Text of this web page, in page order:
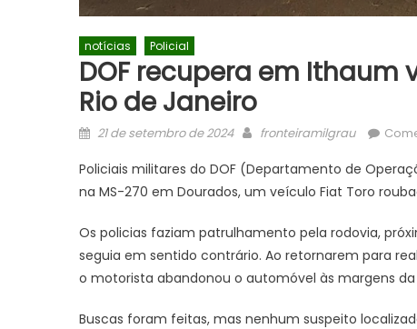
notícias Policial
DOF recupera em Ithaum
Rio de Janeiro
Posted
21 de setembro de 2024 Author
fronteiramilgrau
Policiais militares do DOF (Departamento de
na MS-270 em Dourados, um veículo Fiat Toro
Os policias faziam patrulhamento pela rodovia,
seguia em sentido contrário. Ao retornarem para
o motorista abandonou o automóvel às margens
Buscas foram feitas, mas nenhum suspeito